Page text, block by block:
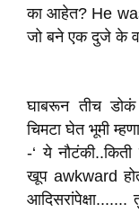
का आहेत? He
जो बने एक दुजे के
घाबरून तीच डोकं
चिमटा घेत भूमी
-‘ ये
खूप awkward